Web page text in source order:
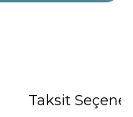
Taksit